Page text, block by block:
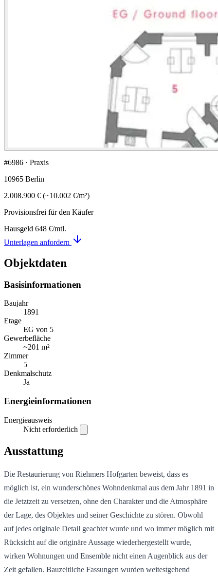
#6986 · Praxis
10965 Berlin
2.008.900 € (~10.002 €/m²)
Provisionsfrei für den Käufer
Hausgeld 648 €/mtl.
Unterlagen anfordern
Objektdaten
Basisinformationen
Baujahr
1891
Etage
EG von 5
Gewerbefläche
~201 m²
Zimmer
5
Denkmalschutz
Ja
Energieinformationen
Energieausweis
Nicht erforderlich
Ausstattung
Die Restaurierung von Riehmers Hofgarten beweist, dass es
möglich ist, ein wunderschönes Wohndenkmal aus dem Jahr 1891 in
die Jetztzeit zu versetzen, ohne den Charakter und die Atmosphäre
der Lage, des Objektes und seiner Geschichte zu stören. Obwohl
auf jedes originale Detail geachtet wurde und wo immer möglich mit
Rücksicht auf die originäre Aussage wiederhergestellt wurde,
wirken Wohnungen und Ensemble nicht einen Augenblick aus der
Zeit gefallen. Bauzeitliche Fassungen wurden weitestgehend